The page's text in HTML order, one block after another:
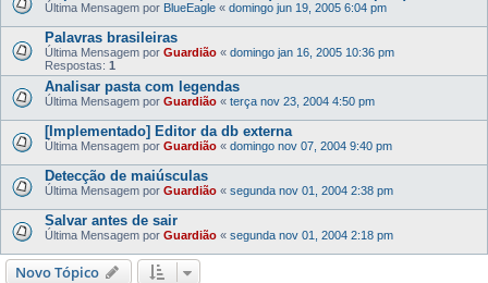
Última Mensagem por BlueEagle « domingo jun 19, 2005 6:04 pm
Palavras brasileiras
Última Mensagem por Guardião « domingo jan 16, 2005 10:36 pm
Respostas: 1
Analisar pasta com legendas
Última Mensagem por Guardião « terça nov 23, 2004 4:50 pm
[Implementado] Editor da db externa
Última Mensagem por Guardião « domingo nov 07, 2004 9:40 pm
Detecção de maiúsculas
Última Mensagem por Guardião « segunda nov 01, 2004 2:38 pm
Salvar antes de sair
Última Mensagem por Guardião « segunda nov 01, 2004 2:18 pm
Novo Tópico